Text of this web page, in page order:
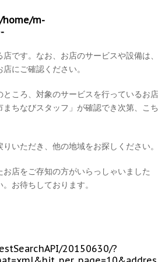
/home/m-
です。なお、お店のサービスや設備は、
にご確認ください。
ころ、対象のサービスを行っているお店
ちなびスタッフ」が確認でき次第、こち
いただき、他の地域をお探しください。
店をご存知の方がいらっしゃいました
お待ちしております。
20150630/?